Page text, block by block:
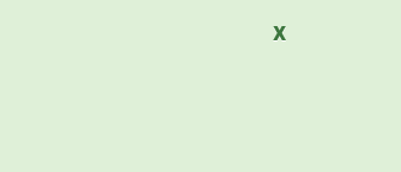
x